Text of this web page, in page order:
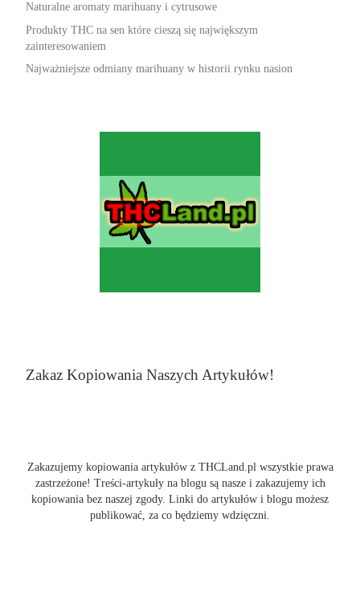
Naturalne aromaty marihuany i cytrusowe
Produkty THC na sen które cieszą się największym
zainteresowaniem
Najważniejsze odmiany marihuany w historii rynku nasion
Zakaz Kopiowania Naszych Artykułów!
Zakazujemy kopiowania artykułów z THCLand.pl wszystkie prawa
zastrzeżone! Treści-artykuły na blogu są nasze i zakazujemy ich
kopiowania bez naszej zgody. Linki do artykułów i blogu możesz
publikować, za co będziemy wdzięczni.